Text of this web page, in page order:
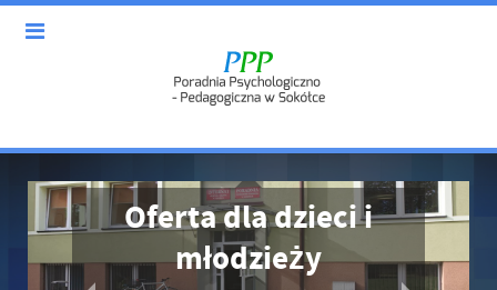
Oferta dla dzieci i
młodzieży
Oferta dla
rodziców